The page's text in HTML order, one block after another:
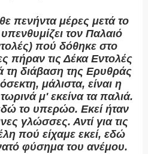
πενήντα μέρες μετά το
τον Παλαιό
πού δόθηκε στο
πήραν τις Δέκα Εντολές
τη διάβαση της Ερυθράς
μάλιστα, είναι η
μ' εκείνα τα παλιά.
το υπερώο. Εκεί ήταν
γλώσσες. Αντί για τις
πού είχαμε εκεί, εδώ
φύσημα του ανέμου.